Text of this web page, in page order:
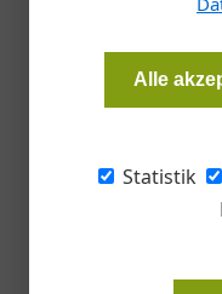
Alle
Statistik